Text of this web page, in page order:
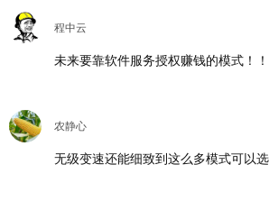
程中云
未来要靠软件服务授权赚钱的模式！！
农静心
无级变速还能细致到这么多模式可以